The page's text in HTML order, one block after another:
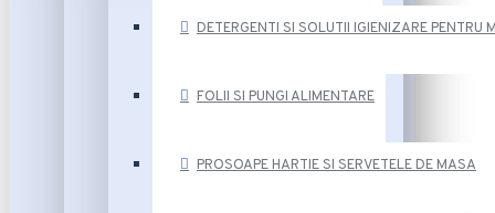
DETERGENTI SI SOLUTII IGIENIZARE PENTRU
FOLII SI PUNGI ALIMENTARE
PROSOAPE HARTIE SI SERVETELE DE MASA